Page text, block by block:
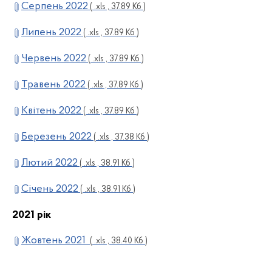
Серпень 2022 ( .xls , 37.89 Кб )
Липень 2022 ( .xls , 37.89 Кб )
Червень 2022 ( .xls , 37.89 Кб )
Травень 2022 ( .xls , 37.89 Кб )
Квітень 2022 ( .xls , 37.89 Кб )
Березень 2022 ( .xls , 37.38 Кб )
Лютий 2022 ( .xls , 38.91 Кб )
Січень 2022 ( .xls , 38.91 Кб )
2021 рік
Жовтень 2021 ( .xls , 38.40 Кб )